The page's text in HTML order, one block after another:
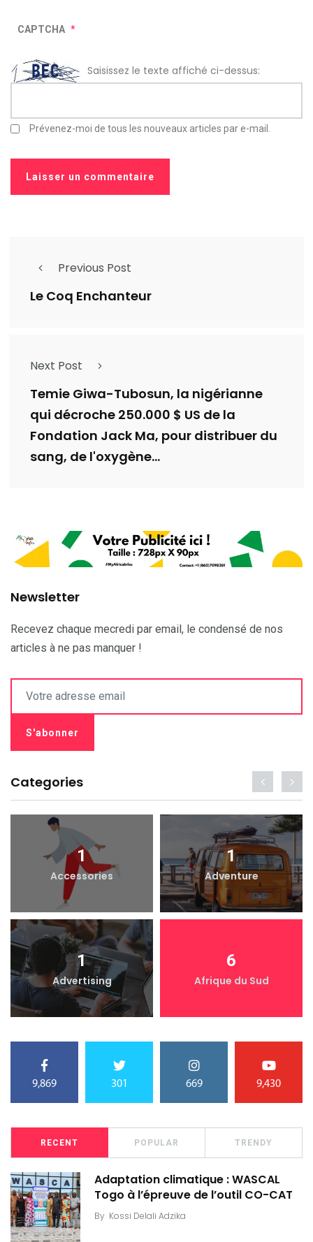
CAPTCHA *
Saisissez le texte affiché ci-dessus:
Prévenez-moi de tous les nouveaux articles par e-mail.
Previous Post
Le Coq Enchanteur
Next Post
Temie Giwa-Tubosun, la nigérianne
qui décroche 250.000 $ US de la
Fondation Jack Ma, pour distribuer du
sang, de l'oxygène...
Newsletter
Recevez chaque mecredi par email, le condensé de nos
articles à ne pas manquer !
Categories
1
Accessories
1
Adventure
1
Advertising
6
Afrique du Sud
9,869 301 669 9,430
RECENT POPULAR TRENDY
Adaptation climatique : WASCAL
Togo à l’épreuve de l’outil CO-CAT
By Kossi Delali Adzika